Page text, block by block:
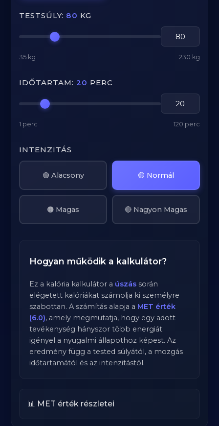
TESTSÚLY: 80 KG
35 kg 230 kg
IDŐTARTAM:20 PERC
1 perc 120 perc
INTENZITÁS
🟢 Alacsony 🟡 Normál
🟠 Magas 🔴 Nagyon Magas
Hogyan működik a kalkulátor?
Ez a kalória kalkulátor a úszás során
elégetett kalóriákat számolja ki személyre
szabottan. A számítás alapja a MET érték
(6.0), amely megmutatja, hogy egy adott
tevékenység hányszor több energiát
igényel a nyugalmi állapothoz képest. Az
eredmény függ a tested súlyától, a mozgás
időtartamától és az intenzitástól.
📊 MET érték részletei